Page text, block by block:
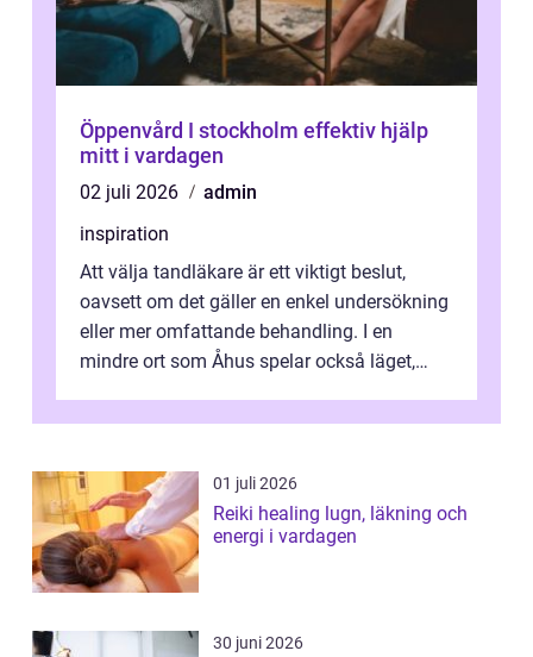
Öppenvård I stockholm effektiv hjälp
mitt i vardagen
02 juli 2026
admin
inspiration
Att välja tandläkare är ett viktigt beslut,
oavsett om det gäller en enkel undersökning
eller mer omfattande behandling. I en
mindre ort som Åhus spelar också läget,
01 juli 2026
Reiki healing lugn, läkning och
energi i vardagen
30 juni 2026